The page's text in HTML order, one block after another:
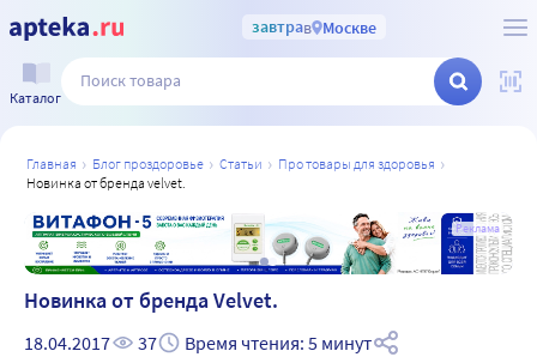
завтрав Москве
Каталог
главная блог проздоровье статьи
про товары для здоровья
новинка от бренда velvet.
Реклама
Новинка от бренда Velvet.
18.04.2017 37 Время чтения: 5 минут